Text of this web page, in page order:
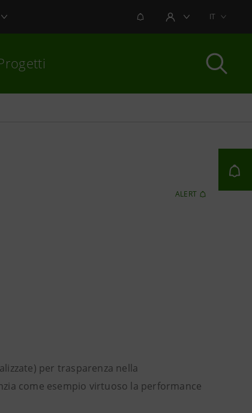
NOTIFICHEAREA UTENTEIT
ALERT
per trasparenza nella
come esempio virtuoso la performance